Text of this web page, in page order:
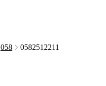
058 0582512211